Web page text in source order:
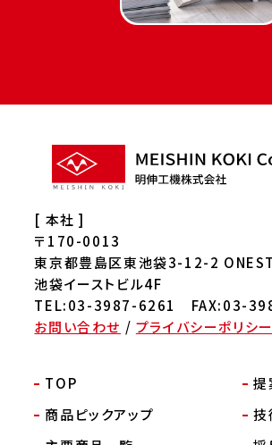
[ 本社 ]
〒170-0013
東京都豊島区東池袋3-12-2 ONEST
池袋イーストビル4F
TEL:03-3987-6261 FAX:03-
お問い合わせ / プライバシーポリシー
TOP
提
商品ピックアップ
技